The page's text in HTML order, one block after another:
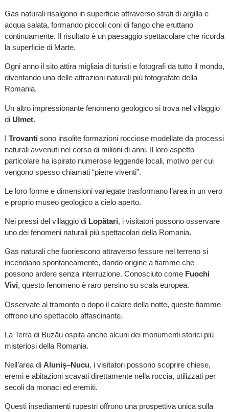
Gas naturali risalgono in superficie attraverso strati di argilla e
acqua salata, formando piccoli coni di fango che eruttano
continuamente. Il risultato è un paesaggio spettacolare che ricorda
la superficie di Marte.
Ogni anno il sito attira migliaia di turisti e fotografi da tutto il mondo,
diventando una delle attrazioni naturali più fotografate della
Romania.
Un altro impressionante fenomeno geologico si trova nel villaggio
di Ulmet.
I Trovanti sono insolite formazioni rocciose modellate da processi
naturali avvenuti nel corso di milioni di anni. Il loro aspetto
particolare ha ispirato numerose leggende locali, motivo per cui
vengono spesso chiamati “pietre viventi”.
Le loro forme e dimensioni variegate trasformano l’area in un vero
e proprio museo geologico a cielo aperto.
Nei pressi del villaggio di Lopătari, i visitatori possono osservare
uno dei fenomeni naturali più spettacolari della Romania.
Gas naturali che fuoriescono attraverso fessure nel terreno si
incendiano spontaneamente, dando origine a fiamme che
possono ardere senza interruzione. Conosciuto come Fuochi
Vivi, questo fenomeno è raro persino su scala europea.
Osservate al tramonto o dopo il calare della notte, queste fiamme
offrono uno spettacolo affascinante.
La Terra di Buzău ospita anche alcuni dei monumenti storici più
misteriosi della Romania.
Nell’area di Aluniș–Nucu, i visitatori possono scoprire chiese,
eremi e abitazioni scavati direttamente nella roccia, utilizzati per
secoli da monaci ed eremiti.
Questi insediamenti rupestri offrono una prospettiva unica sulla